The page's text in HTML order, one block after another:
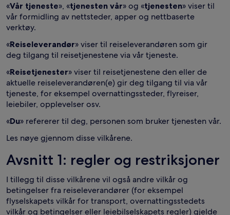
«Vår tjeneste», «tjenesten vår» og «tjenesten» viser til
vår formidling av nettsteder, apper og nettbaserte
verktøy.
«Reiseleverandør» viser til reiseleverandøren som gir
deg tilgang til reisetjenestene via vår tjeneste.
«Reisetjenester» viser til reisetjenestene den eller de
aktuelle reiseleverandøren(e) gir deg tilgang til via vår
tjeneste, for eksempel overnattingssteder, flyreiser,
leiebiler, opplevelser osv.
«Du» refererer til deg, personen som bruker tjenesten vår.
Les nøye gjennom disse vilkårene.
Avsnitt 1: regler og restriksjoner
I tillegg til disse vilkårene vil også andre vilkår og
betingelser fra reiseleverandører (for eksempel
flyselskapets vilkår for transport, overnattingsstedets
vilkår og betingelser eller leiebilselskapets regler) gjelde